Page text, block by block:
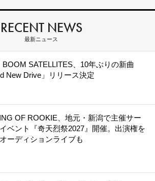
RECENT NEWS
最新ニュース
BOOM SATELLITES、10年ぶりの新曲
New Drive」リリース決定
OF ROOKIE、地元・新潟で主催サー
ベント『奇天烈祭2027』開催。出演権を
ーディションライブも